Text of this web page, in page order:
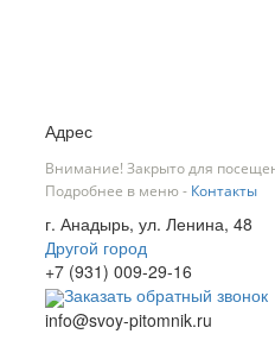
Адрес
Внимание! Закрыто для
Подробнее в меню - Контакты
г. Анадырь, ул. Ленина, 48
Другой город
+7 (931) 009-29-16
Заказать обратный звонок
info@svoy-pitomnik.ru